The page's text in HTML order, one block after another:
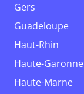
Gers
Guadeloupe
Haut-Rhin
Haute-Garonne
Haute-Marne